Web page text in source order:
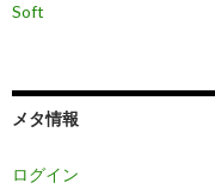
Soft
メタ情報
ログイン